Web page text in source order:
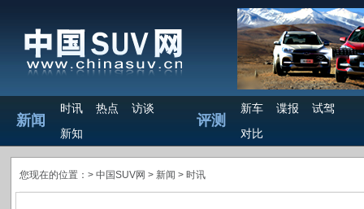
新闻
时讯 热点
访谈
新知
评测
新车 谍报
试驾
对比
您现在的位置：> 中国SUV网 > 新闻 > 时讯